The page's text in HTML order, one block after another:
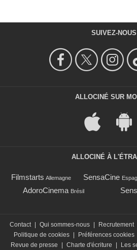
SUIVEZ-NOUS
ALLOCINÉ SUR
ALLOCINÉ À
Filmstarts Allemagne SensaCine
AdoroCinema Brésil
Contact | Qui sommes-nous | Recrutement
Politique de cookies | Préférences cookies
Revue de presse
| Charte d'écriture | Les